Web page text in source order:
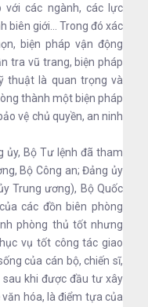
với các ngành, các lực
biên giới... Trong đó xác
biện pháp vận động
tra vũ trang, biện pháp
thuật là quan trọng và
thành một biện pháp
vệ chủ quyền, an ninh
ủy, Bộ Tư lệnh đã tham
Bộ Công an; Đảng ủy
Trung ương), Bộ Quốc
các đồn biên phòng
phòng thủ tốt nhưng
vụ tốt công tác giao
của cán bộ, chiến sĩ,
khi được đầu tư xây
hóa, là điểm tựa của